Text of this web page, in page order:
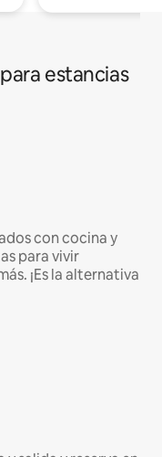
estancias
con cocina y
para vivir
¡Es la alternativa